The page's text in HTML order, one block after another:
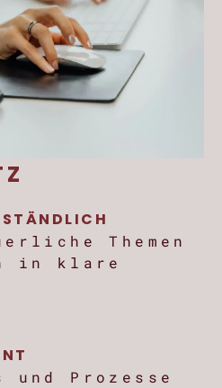
Themen
in klare
und Prozesse